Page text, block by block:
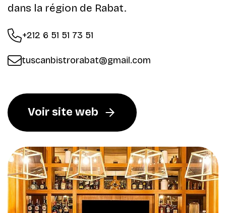
dans la région de Rabat.
+212 6 51 51 73 51
tuscanbistrorabat@gmail.com
Voir site web